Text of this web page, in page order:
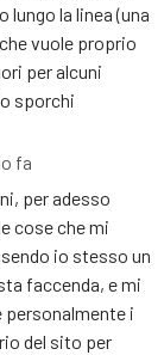
lungo la linea (una
vuole proprio
per alcuni
sporchi
fa
per adesso
cose che mi
io stesso un
faccenda, e mi
i
del sito per